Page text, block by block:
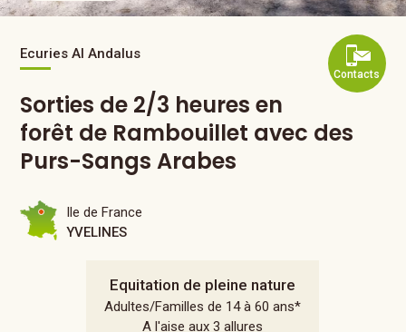
Contacts
Ecuries Al Andalus
Sorties de 2/3 heures en
forêt de Rambouillet avec des
Purs-Sangs Arabes
Equitation de pleine nature
Adultes/Familles de 14 à 60 ans*
A l'aise aux 3 allures
Ile de France
YVELINES